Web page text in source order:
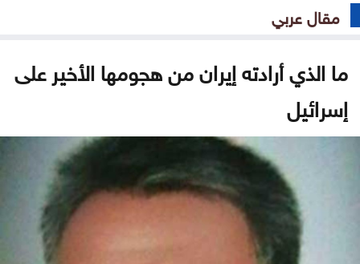
مقال عربي
ما الذي أرادته إيران من هجومها الأخير على
إسرائيل